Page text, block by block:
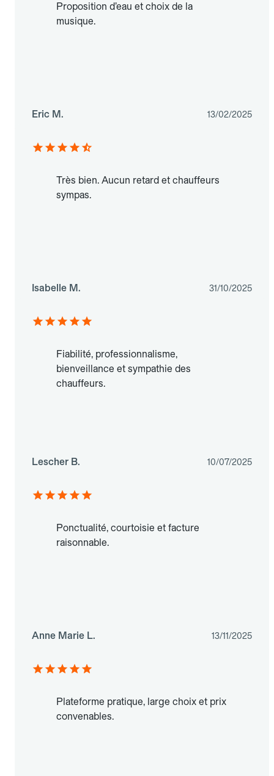
Proposition d’eau et choix de la
musique.
Eric M. 13/02/2025
Très bien. Aucun retard et chauffeurs
sympas.
Isabelle M. 31/10/2025
Fiabilité, professionnalisme,
bienveillance et sympathie des
chauffeurs.
Lescher B. 10/07/2025
Ponctualité, courtoisie et facture
raisonnable.
Anne Marie L. 13/11/2025
Plateforme pratique, large choix et prix
convenables.